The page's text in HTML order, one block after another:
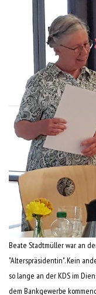
Beate Stadtmüller war an
"Alterspräsidentin". Kein
so lange an der KDS im
dem Bankgewerbe